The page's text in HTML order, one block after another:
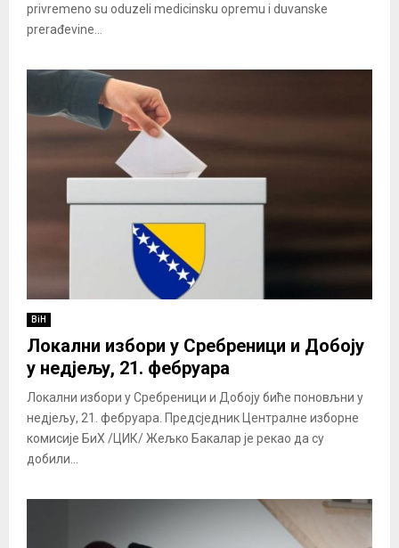
privremeno su oduzeli medicinsku opremu i duvanske
prerađevine...
BiH
Локални избори у Сребреници и Добоју
у недјељу, 21. фебруара
Локални избори у Сребреници и Добоју биће поновљни у
недјељу, 21. фебруара. Предсједник Централне изборне
комисије БиХ /ЦИК/ Жељко Бакалар је рекао да су
добили...